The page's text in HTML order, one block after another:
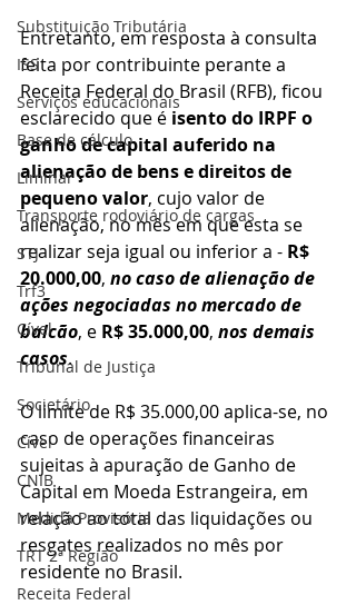
Substituição Tributária
ISS
Serviços educacionais
Base de cálculo
Liminar
Transporte rodoviário de cargas
STJ
Trf3
Cível
Tribunal de Justiça
Societário
Cível
CNIB
Medida Provisória
TRT 2ª Região
Receita Federal
Entretanto, em resposta à consulta
feita por contribuinte perante a
Receita Federal do Brasil (RFB), ficou
esclarecido que é isento do IRPF o
ganho de capital auferido na
alienação de bens e direitos de
pequeno valor, cujo valor de
alienação, no mês em que esta se
realizar seja igual ou inferior a - R$
20.000,00, no caso de alienação de
ações negociadas no mercado de
balcão, e R$ 35.000,00, nos demais
casos.
O limite de R$ 35.000,00 aplica-se, no
caso de operações financeiras
sujeitas à apuração de Ganho de
Capital em Moeda Estrangeira, em
relação ao total das liquidações ou
resgates realizados no mês por
residente no Brasil.